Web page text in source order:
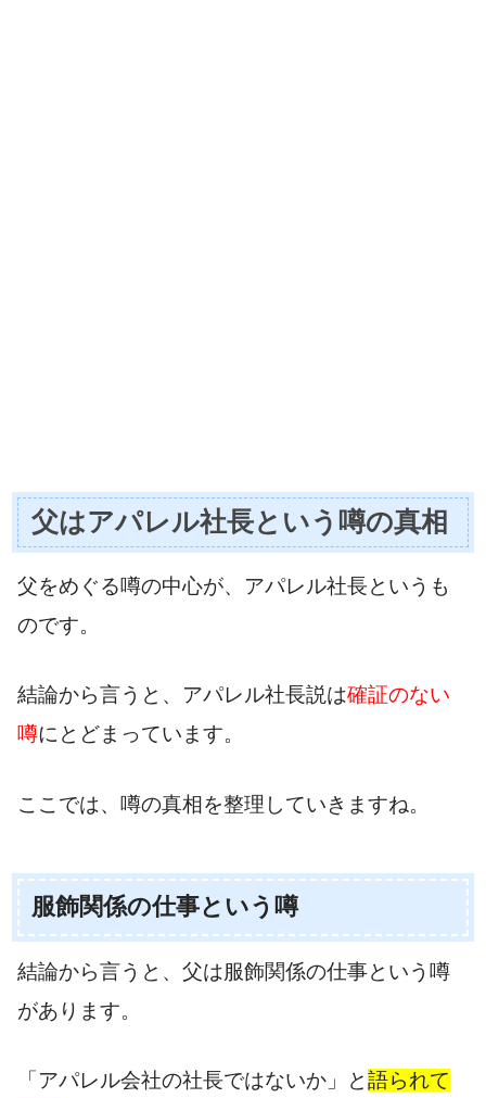
父はアパレル社長という噂の真相
父をめぐる噂の中心が、アパレル社長というも
のです。
結論から言うと、アパレル社長説は確証のない
噂にとどまっています。
ここでは、噂の真相を整理していきますね。
服飾関係の仕事という噂
結論から言うと、父は服飾関係の仕事という噂
があります。
「アパレル会社の社長ではないか」と語られて